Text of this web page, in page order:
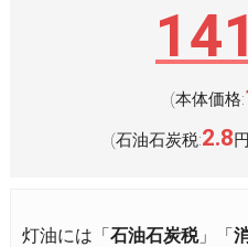
(本体価格:
(石油石炭税:2.8円
灯油には「石油石炭税」「